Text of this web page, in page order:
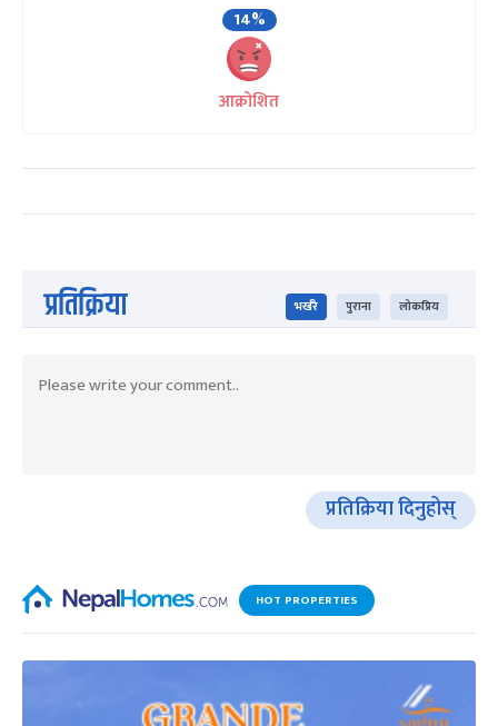
14%
आक्रोशित
प्रतिक्रिया भर्खरै पुराना लोकप्रिय
प्रतिक्रिया दिनुहोस्
HOT PROPERTIES